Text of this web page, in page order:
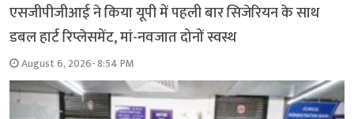
एसजीपीजीआई ने किया यूपी में पहली बार सिजेरियन के साथ
डबल हार्ट रिप्लेसमेंट, मां-नवजात दोनों स्वस्थ
August 6, 2026- 8:54 PM